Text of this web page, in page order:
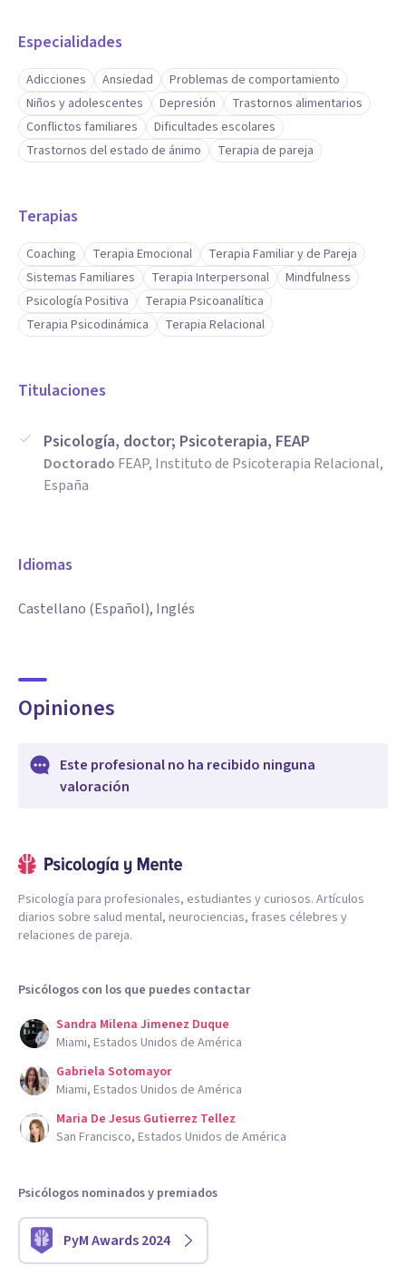
Especialidades
Adicciones Ansiedad
Problemas de comportamiento
Niños y adolescentes
Depresión
Trastornos alimentarios
Conflictos familiares
Dificultades escolares
Trastornos del estado de ánimo
Terapia de pareja
Terapias
Coaching Terapia Emocional
Terapia Familiar y de Pareja
Sistemas Familiares
Terapia Interpersonal
Mindfulness
Psicología Positiva
Terapia Psicoanalítica
Terapia Psicodinámica
Terapia Relacional
Titulaciones
Psicología, doctor; Psicoterapia, FEAP
Doctorado FEAP, Instituto de Psicoterapia Relacional,
España
Idiomas
Castellano (Español), Inglés
Opiniones
Este profesional no ha recibido ninguna
valoración
Psicología para profesionales, estudiantes y curiosos. Artículos
diarios sobre salud mental, neurociencias, frases célebres y
relaciones de pareja.
Psicólogos con los que puedes contactar
Sandra Milena Jimenez Duque
Miami, Estados Unidos de América
Gabriela Sotomayor
Miami, Estados Unidos de América
Maria De Jesus Gutierrez Tellez
San Francisco, Estados Unidos de América
Psicólogos nominados y premiados
PyM Awards 2024